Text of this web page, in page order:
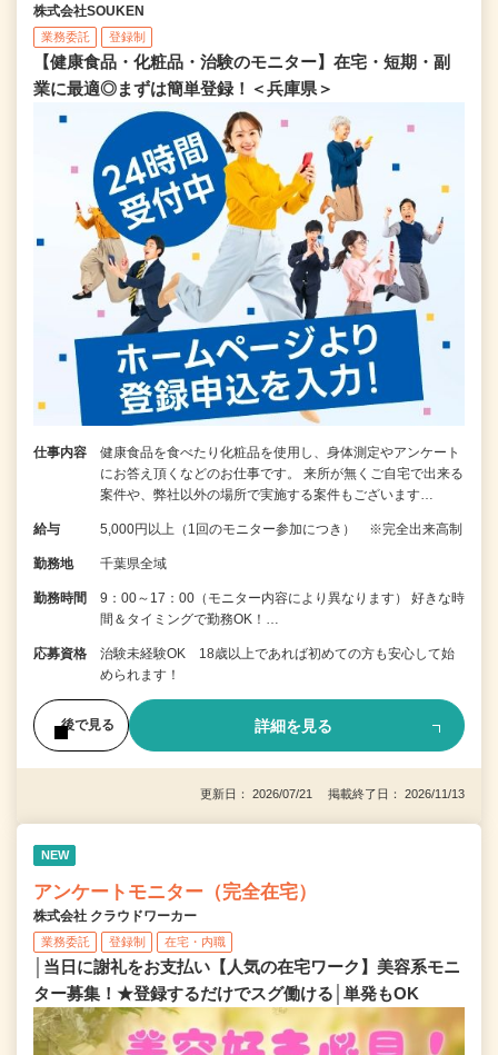
株式会社SOUKEN
業務委託 登録制
【健康食品・化粧品・治験のモニター】在宅・短期・副
業に最適◎まずは簡単登録！＜兵庫県＞
仕事内容
健康食品を食べたり化粧品を使用し、身体測定やアンケート
にお答え頂くなどのお仕事です。 来所が無くご自宅で出来る
案件や、弊社以外の場所で実施する案件もございます…
給与 5,000円以上（1回のモニター参加につき） ※完全出来高制
勤務地 千葉県全域
勤務時間
9：00～17：00（モニター内容により異なります） 好きな時
間＆タイミングで勤務OK！…
応募資格
治験未経験OK 18歳以上であれば初めての方も安心して始
められます！
後で見る 詳細を見る
更新日： 2026/07/21 掲載終了日： 2026/11/13
NEW
アンケートモニター（完全在宅）
株式会社 クラウドワーカー
業務委託 登録制 在宅・内職
│当日に謝礼をお支払い【人気の在宅ワーク】美容系モニ
ター募集！★登録するだけでスグ働ける│単発もOK